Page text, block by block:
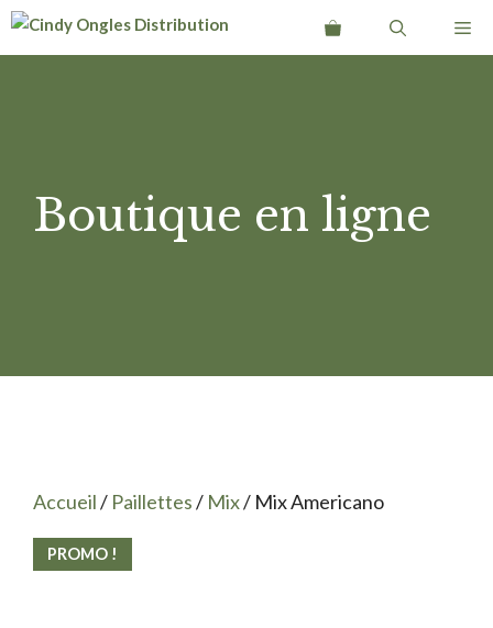
Aller
Boutique en ligne
Accueil/ Paillettes/ Mix/ Mix Americano
PROMO !